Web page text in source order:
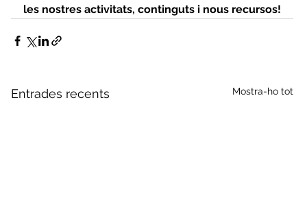
les nostres activitats, continguts i nous recursos!
Entrades recents Mostra-ho tot